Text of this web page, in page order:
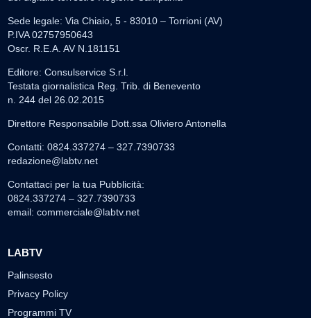
Sede legale: Via Chiaio, 5 - 83010 – Torrioni (AV)
P.IVA 02757950643
Oscr. R.E.A. AV N.181151
Editore: Consulservice S.r.l.
Testata giornalistica Reg. Trib. di Benevento
n. 244 del 26.02.2015
Direttore Responsabile Dott.ssa Oliviero Antonella
Contatti: 0824.337274 – 327.7390733
redazione@labtv.net
Contattaci per la tua Pubblicità:
0824.337274 – 327.7390733
email: commerciale@labtv.net
LABTV
Palinsesto
Privacy Policy
Programmi TV